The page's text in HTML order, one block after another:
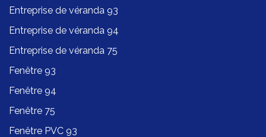
Entreprise de véranda 93
Entreprise de véranda 94
Entreprise de véranda 75
Fenêtre 93
Fenêtre 94
Fenêtre 75
Fenêtre PVC 93